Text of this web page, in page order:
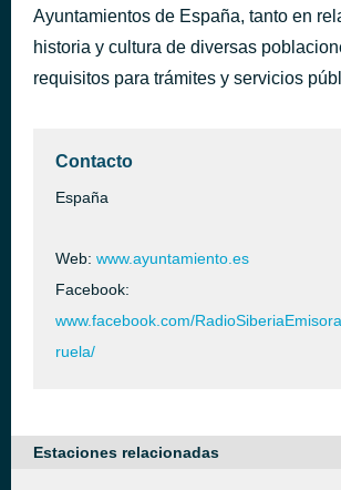
Ayuntamientos de España, tanto en
historia y cultura de diversas
requisitos para trámites y servicios
Contacto
España
Web: www.ayuntamiento.es
Facebook:
www.facebook.com/
ruela/
Estaciones relacionadas